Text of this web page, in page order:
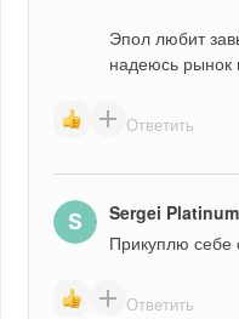
Эпол любит
надеюсь рынок
Ответить
Sergei Platinum
Прикуплю себе
Ответить